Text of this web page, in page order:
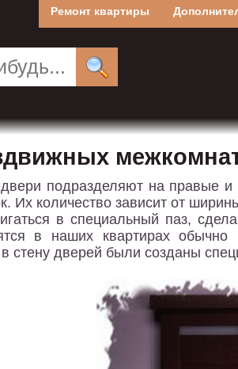
Ремонт квартиры
подразделяют на правые и
Их количество зависит от
в специальный паз,
в наших квартирах
стену дверей были созданы